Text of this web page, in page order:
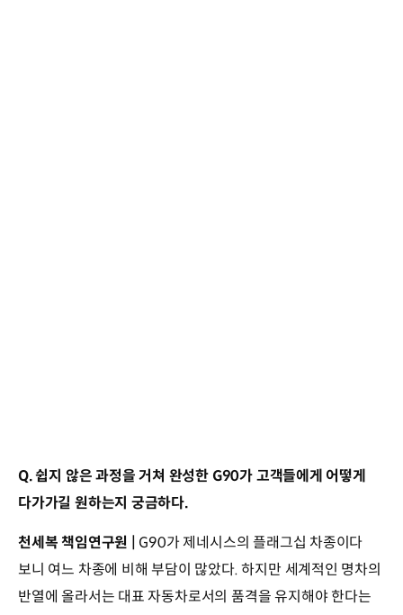
Q. 쉽지 않은 과정을 거쳐 완성한 G90가 고객들에게 어떻게
다가가길 원하는지 궁금하다.
천세복 책임연구원 | G90가 제네시스의 플래그십 차종이다
보니 여느 차종에 비해 부담이 많았다. 하지만 세계적인 명차의
반열에 올라서는 대표 자동차로서의 품격을 유지해야 한다는